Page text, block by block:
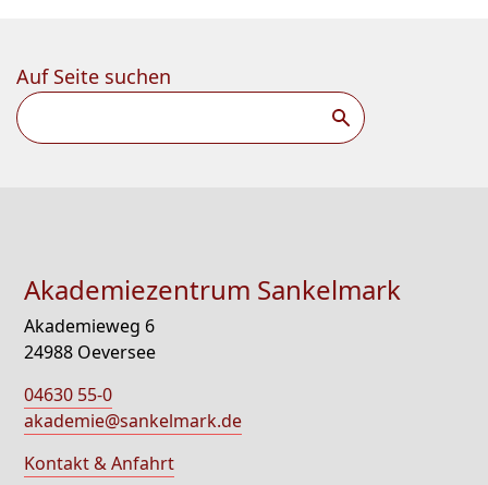
Auf Seite suchen
Suchen
Akademiezentrum Sankelmark
Akademieweg 6
24988 Oeversee
04630 55-0
akademie@sankelmark.de
Kontakt & Anfahrt